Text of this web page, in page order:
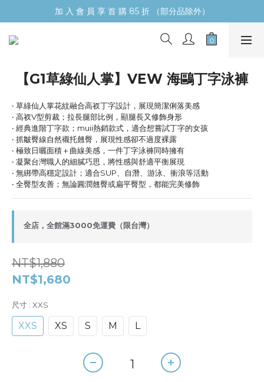
加 入 會 員 享 首 購 85 折 （部分品除外）
【G1草綠仙人掌】VEW 海鷗丁字泳褲
‧ 草綠仙人掌花紋融合高衩丁字設計，展現簡潔俐落美感
‧ 高衩V型剪裁；拉長腿部比例，顯腿長又修飾身形
‧ 經典進階丁字款；muii熱銷款式，適合想嘗試丁字的女孩
‧ 抓皺臀線自然襯托翹臀，展現性感卻不過度裸露
‧ 極致日曬面積＋曲線美感，一件丁字泳褲同時擁有
‧ 凝聚台灣職人的細膩巧思，將性感與舒適平衡展現
‧ 無綁帶高穩定設計；適合SUP、自潛、游泳、衝浪等活動
‧ 全臀型友善；無論圓潤翹臀或扁平臀型，都能完美修飾
全店，全館滿3000免運費（限台灣）
NT$1,880
NT$1,680
尺寸 : XXS
XXS XS S M L